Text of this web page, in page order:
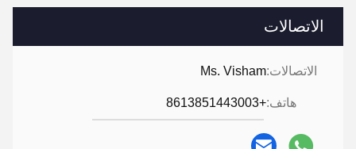
الاتصالات
الاتصالات:Ms. Visham
هاتف:+8613851443003